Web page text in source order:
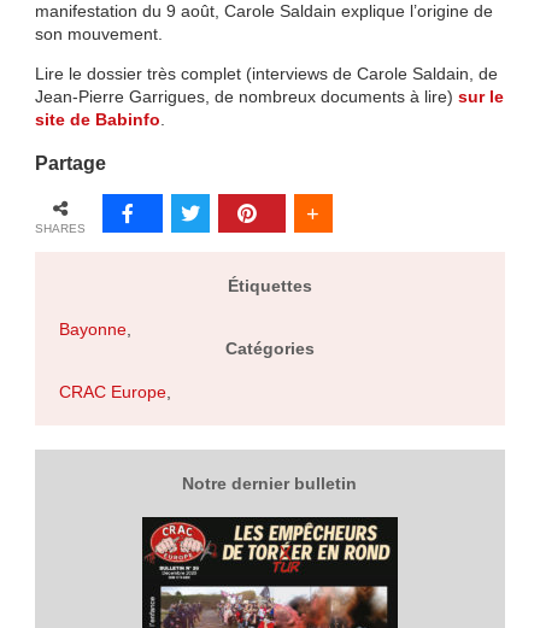
manifestation du 9 août, Carole Saldain explique l’origine de
son mouvement.
Lire le dossier très complet (interviews de Carole Saldain, de
Jean-Pierre Garrigues, de nombreux documents à lire) sur le
site de Babinfo.
Partage
SHARES
Étiquettes
Bayonne,
Catégories
CRAC Europe,
Notre dernier bulletin